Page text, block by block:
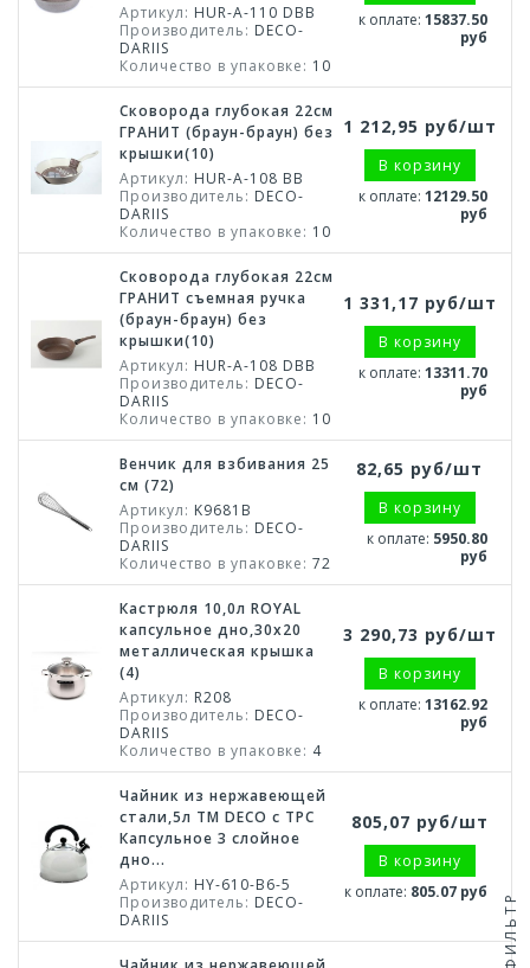
Артикул: HUR-A-110 DВВ
Производитель: DECO-
DARIIS
Количество в упаковке: 10
к оплате: 15837.50
руб
Сковорода глубокая 22см
ГРАНИТ (браун-браун) без
крышки(10)
Артикул: HUR-A-108 ВВ
Производитель: DECO-
DARIIS
Количество в упаковке: 10
1 212,95 руб/шт
В корзину
к оплате: 12129.50
руб
Сковорода глубокая 22см
ГРАНИТ съемная ручка
(браун-браун) без
крышки(10)
Артикул: HUR-A-108 DВВ
Производитель: DECO-
DARIIS
Количество в упаковке: 10
1 331,17 руб/шт
В корзину
к оплате: 13311.70
руб
Венчик для взбивания 25
см (72)
Артикул: K9681B
Производитель: DECO-
DARIIS
Количество в упаковке: 72
82,65 руб/шт
В корзину
к оплате: 5950.80
руб
Кастрюля 10,0л ROYAL
капсульное дно,30x20
металлическая крышка
(4)
Артикул: R208
Производитель: DECO-
DARIIS
Количество в упаковке: 4
3 290,73 руб/шт
В корзину
к оплате: 13162.92
руб
Чайник из нержавеющей
стали,5л TM DECO с ТРС
Капсульное 3 слойное
дно...
Артикул: HY-610-B6-5
Производитель: DECO-
DARIIS
805,07 руб/шт
В корзину
к оплате: 805.07 руб ФИЛЬТР